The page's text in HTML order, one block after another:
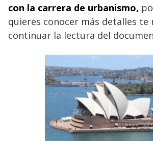
con la carrera de urbanismo,
quieres conocer más detalles te
continuar la lectura del